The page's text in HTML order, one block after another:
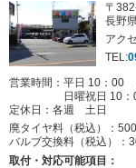
〒
長野
アク
TEL:
営業時間：平日 10：
日曜祝日 10
定休日： 各週 土日
廃タイヤ料（税込）： 500
バルブ交換料（税込）：
取付・対応可能項目：